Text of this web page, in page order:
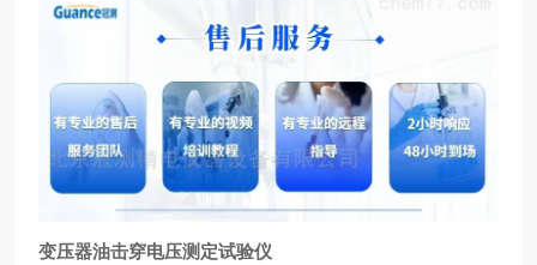
变压器油击穿电压测定试验仪